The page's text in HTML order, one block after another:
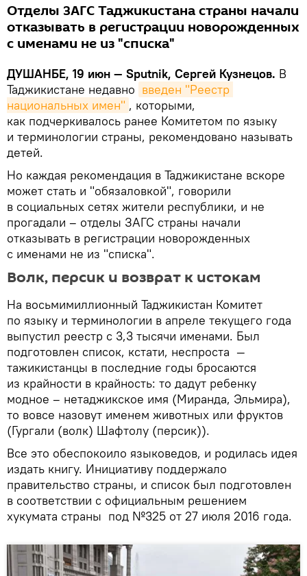
Отделы ЗАГС Таджикистана страны начали
отказывать в регистрации новорожденных
с именами не из "списка"
ДУШАНБЕ, 19 июн — Sputnik, Сергей Кузнецов. В
Таджикистане недавно введен "Реестр
национальных имен" , которыми,
как подчеркивалось ранее Комитетом по языку
и терминологии страны, рекомендовано называть
детей.
Но каждая рекомендация в Таджикистане вскоре
может стать и "обязаловкой", говорили
в социальных сетях жители республики, и не
прогадали – отделы ЗАГС страны начали
отказывать в регистрации новорожденных
с именами не из "списка".
Волк, персик и возврат к истокам
На восьмимиллионный Таджикистан Комитет
по языку и терминологии в апреле текущего года
выпустил реестр с 3,3 тысячи именами. Был
подготовлен список, кстати, неспроста —
тажикистанцы в последние годы бросаются
из крайности в крайность: то дадут ребенку
модное – нетаджикское имя (Миранда, Эльмира),
то вовсе назовут именем животных или фруктов
(Гургали (волк) Шафтолу (персик)).
Все это обеспокоило языковедов, и родилась идея
издать книгу. Инициативу поддержало
правительство страны, и список был подготовлен
в соответствии с официальным решением
хукумата страны под №325 от 27 июля 2016 года.